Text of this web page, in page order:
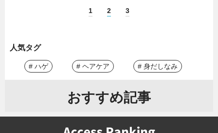
1 2 3
人気タグ
# ハゲ # ヘアケア # 身だしなみ
おすすめ記事